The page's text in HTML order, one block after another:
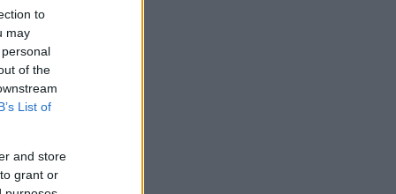
to
may
of the
List of
and store
grant or